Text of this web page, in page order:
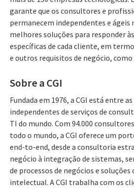
garante que os consultores e
permanecem independentes e ágeis
melhores soluções para responder
específicas de cada cliente, em
e outros requisitos de negócio,
Sobre a CGI
Fundada em 1976, a CGI está entre
independentes de serviços de
TI do mundo. Com 94.000
todo o mundo, a CGI oferece um
end-to-end, desde a consultoria
negócio à integração de sistemas,
de processos de negócios e soluções
intelectual. A CGI trabalha com os